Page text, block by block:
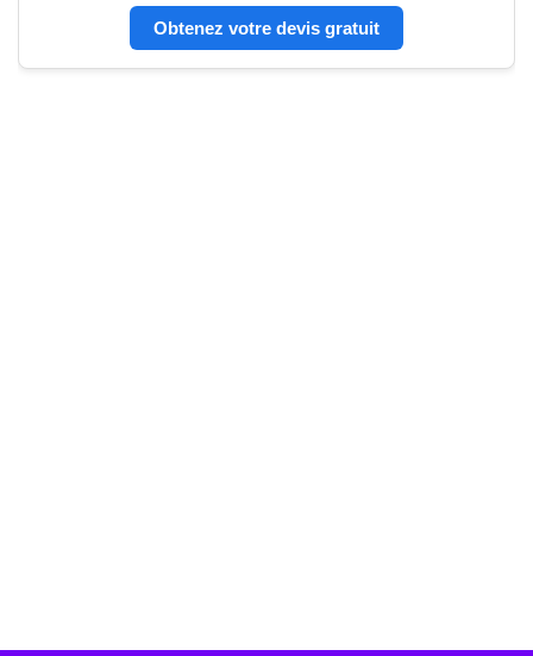
Obtenez votre devis gratuit